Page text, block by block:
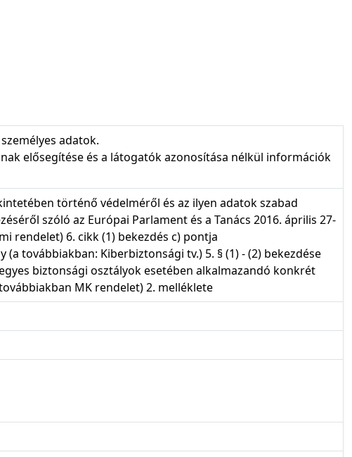
adatok.
elősegítése és a látogatók azonosítása nélkül információk
történő védelméről és az ilyen adatok szabad
szóló az Európai Parlament és a Tanács 2016. április 27-
rendelet) 6. cikk (1) bekezdés c) pontja
továbbiakban: Kiberbiztonsági tv.) 5. § (1) - (2) bekezdése
biztonsági osztályok esetében alkalmazandó konkrét
MK rendelet) 2. melléklete